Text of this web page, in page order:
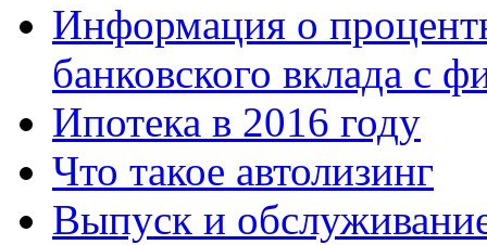
Информация о
банковского вклада с
Ипотека в 2016 году
Что такое автолизинг
Выпуск и